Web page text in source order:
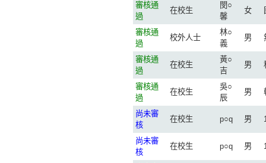
審核通
過
在校生
閔○
馨
女
審核通
過
校外人士
林○
義
男
審核通
過
在校生
黃○
吉
男
審核通
過
在校生
吳○
辰
男
尚未審
核
在校生 p○q 男
尚未審
核
在校生 p○q 男